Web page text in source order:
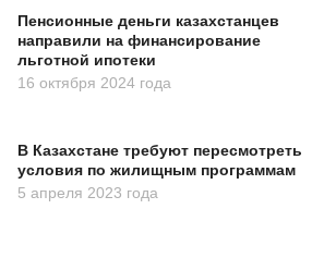
Пенсионные деньги казахстанцев
направили на финансирование
льготной ипотеки
16 октября 2024 года
В Казахстане требуют пересмотреть
условия по жилищным программам
5 апреля 2023 года